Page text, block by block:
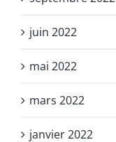
juin 2022
mai 2022
mars 2022
janvier 2022